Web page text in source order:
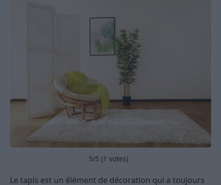
5/5 (1 votes)
Le tapis est un élément de décoration qui a toujours